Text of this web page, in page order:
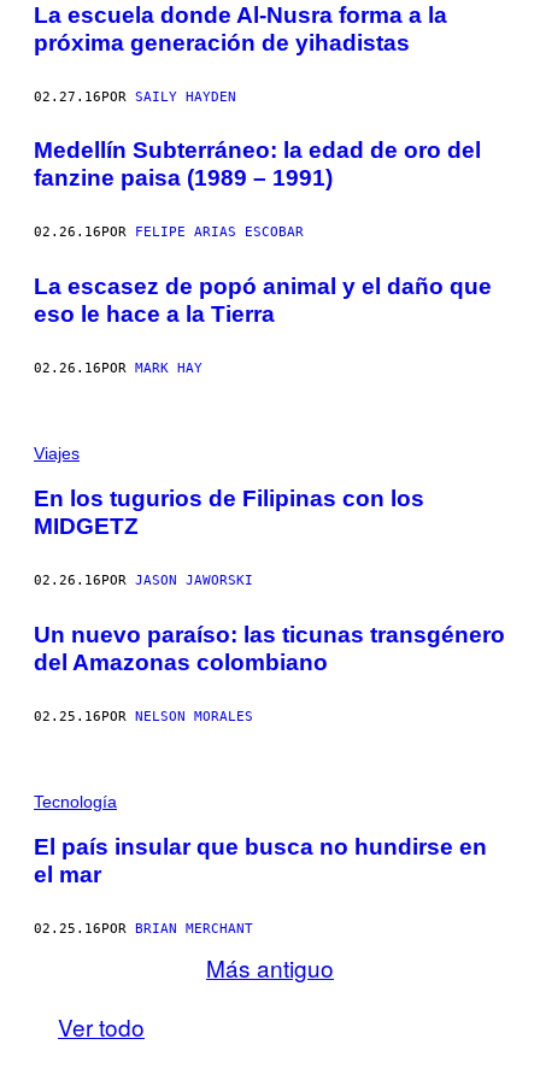
La escuela donde Al-Nusra forma a la
próxima generación de yihadistas
02.27.16POR SAILY HAYDEN
​Medellín Subterráneo: la edad de oro del
fanzine paisa (1989 – 1991)
02.26.16 POR FELIPE ARIAS ESCOBAR
La escasez de popó animal y el daño que
eso le hace a la Tierra
02.26.16POR MARK HAY
Viajes
En los tugurios de Filipinas con los
MIDGETZ
02.26.16 POR JASON JAWORSKI
Un nuevo paraíso: las ticunas transgénero
del Amazonas colombiano
02.25.16POR NELSON MORALES
Tecnología
El país insular que busca no hundirse en
el mar
02.25.16 POR BRIAN MERCHANT
Más antiguo
Ver todo